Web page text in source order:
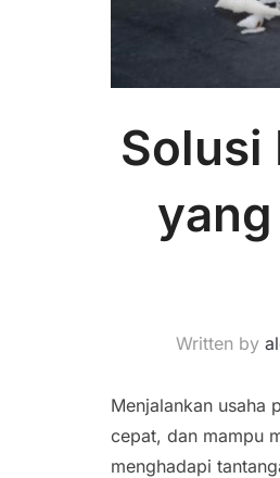
Solusi
Written by
Menjalankan usaha
cepat, dan mampu
menghadapi